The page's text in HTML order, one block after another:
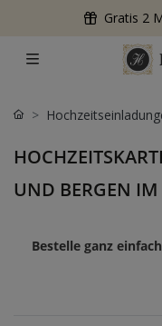
Gratis 2
UND BERGEN
Bestelle ganz